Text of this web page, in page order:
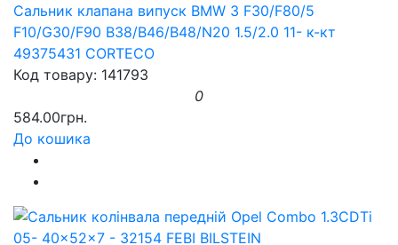
Сальник клапана випуск BMW 3 F30/F80/5
F10/G30/F90 B38/B46/B48/N20 1.5/2.0 11- к-кт
49375431 CORTECO
Код товару: 141793
0
584.00грн.
До кошика